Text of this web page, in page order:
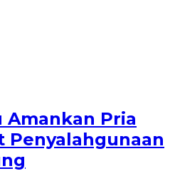
Amankan Pria
Penyalahgunaan